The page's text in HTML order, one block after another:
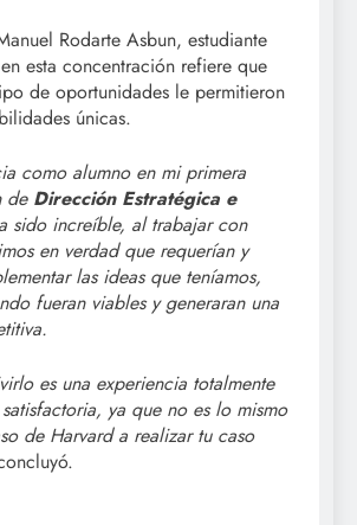
Rodarte Asbun, estudiante
esta concentración refiere que
de oportunidades le permitieron
únicas.
como alumno en mi primera
de Dirección Estratégica e
sido increíble, al trabajar con
en verdad que requerían y
las ideas que teníamos,
fueran viables y generaran una
es una experiencia totalmente
ya que no es lo mismo
de Harvard a realizar tu caso